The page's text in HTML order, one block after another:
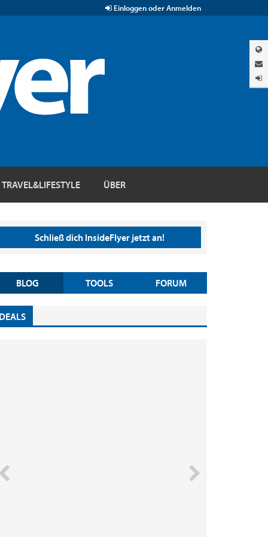
Einloggen oder Anmelden
TRAVEL&LIFESTYLE ÜBER
Schließ dich InsideFlyer jetzt an!
BLOG TOOLS FORUM
DEALS